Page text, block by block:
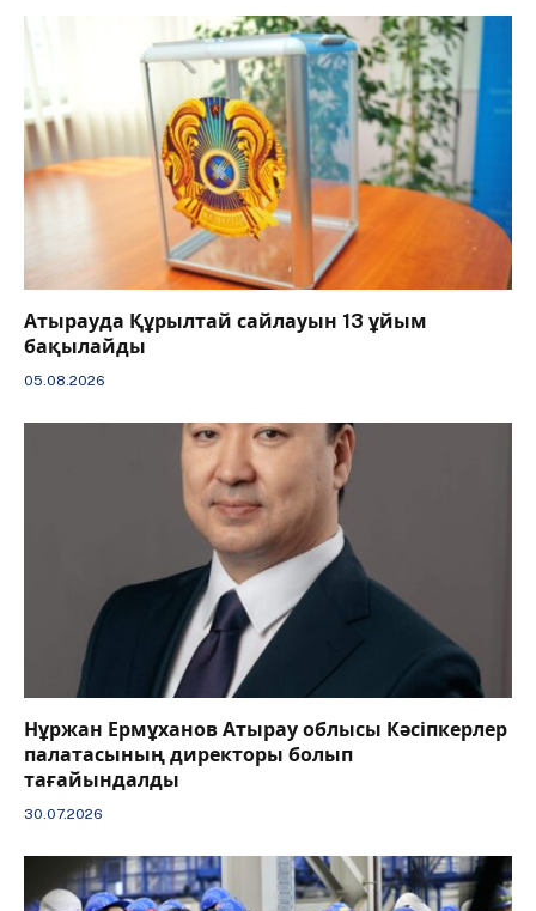
Атырауда Құрылтай сайлауын 13 ұйым
бақылайды
05.08.2026
Нұржан Ермұханов Атырау облысы Кәсіпкерлер
палатасының директоры болып
тағайындалды
30.07.2026